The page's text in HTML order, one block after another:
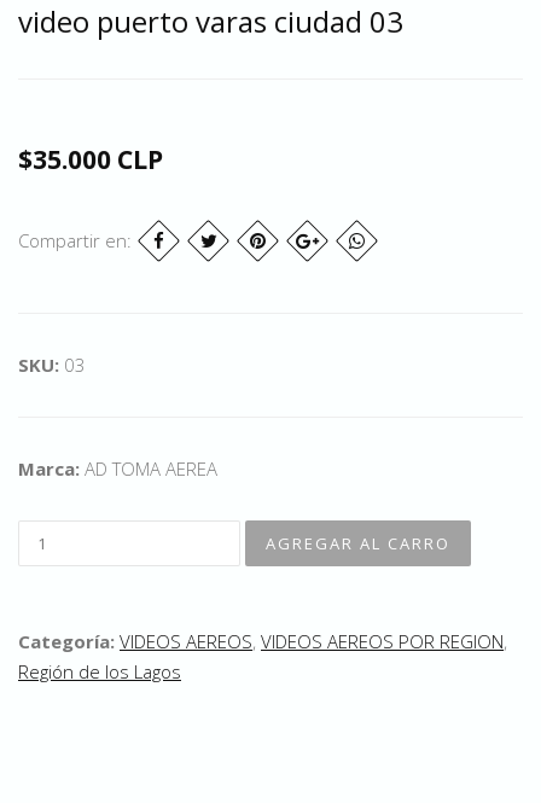
video puerto varas ciudad 03
$35.000 CLP
Compartir en:
SKU: 03
Marca: AD TOMA AEREA
Categoría: VIDEOS AEREOS, VIDEOS AEREOS POR REGION,
Región de los Lagos